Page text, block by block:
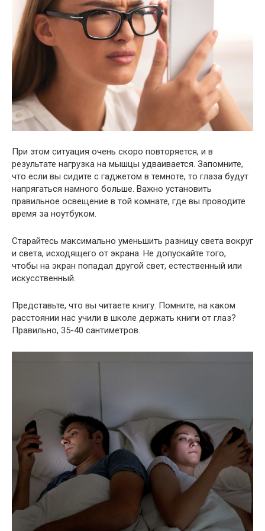
При этом ситуация очень скоро повторяется, и в
результате нагрузка на мышцы удваивается. Запомните,
что если вы сидите с гаджетом в темноте, то глаза будут
напрягаться намного больше. Важно установить
правильное освещение в той комнате, где вы проводите
время за ноутбуком.
Старайтесь максимально уменьшить разницу света вокруг
и света, исходящего от экрана. Не допускайте того,
чтобы на экран попадал другой свет, естественный или
искусственный.
Представьте, что вы читаете книгу. Помните, на каком
расстоянии нас учили в школе держать книги от глаз?
Правильно, 35-40 сантиметров.